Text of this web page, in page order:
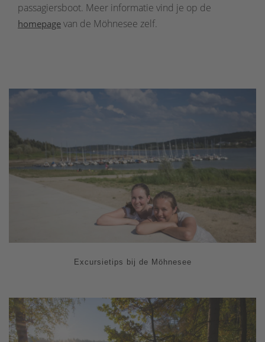
passagiersboot. Meer informatie vind je op de
homepage van de Möhnesee zelf.
Excursietips bij de Möhnesee